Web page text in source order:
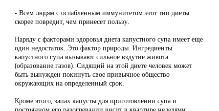
- Всем людям с ослабленным иммунитетом этот тип диеты
скорее повредит, чем принесет пользу.
Наряду с факторами здоровья диета капустного супа имеет еще
один недостаток. Это фактор природы. Ингредиенты
капустного супа вызывают сильное вздутие живота
(образование газов). Сидящий на этой диете человек может
быть вынужден покинуть свое привычное общество
окружающих на определенный срок.
Кроме этого, запах капусты для приготовлении супа и